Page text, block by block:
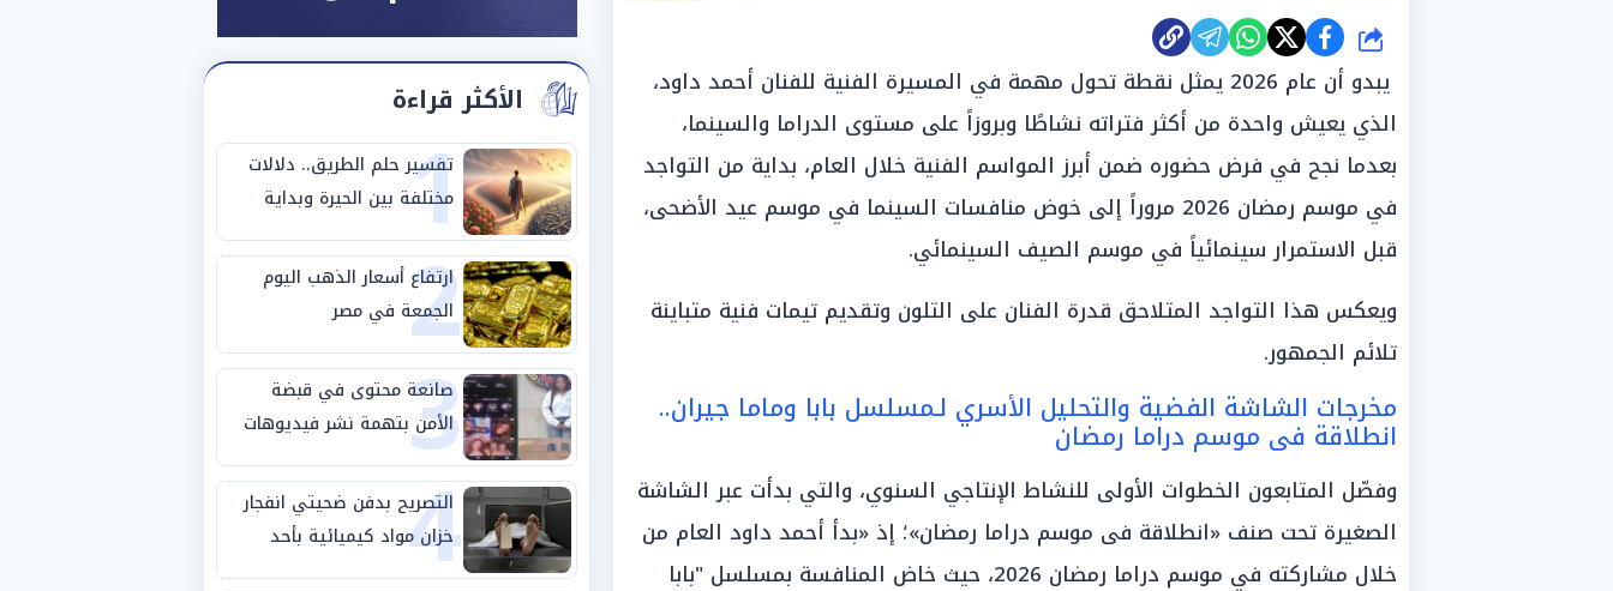
شارك
يبدو أن عام 2026 يمثل نقطة تحول مهمة في المسيرة الفنية للفنان أحمد داود،
الذي يعيش واحدة من أكثر فتراته نشاطًا وبروزاً على مستوى الدراما والسينما،
بعدما نجح في فرض حضوره ضمن أبرز المواسم الفنية خلال العام، بداية من التواجد
في موسم رمضان 2026 مروراً إلى خوض منافسات السينما في موسم عيد الأضحى،
قبل الاستمرار سينمائياً في موسم الصيف السينمائي.
ويعكس هذا التواجد المتلاحق قدرة الفنان على التلون وتقديم تيمات فنية متباينة
تلائم الجمهور.
مخرجات الشاشة الفضية والتحليل الأسري لـمسلسل بابا وماما جيران..
انطلاقة فى موسم دراما رمضان
وفصّل المتابعون الخطوات الأولى للنشاط الإنتاجي السنوي، والتي بدأت عبر الشاشة
الصغيرة تحت صنف «انطلاقة فى موسم دراما رمضان»؛ إذ «بدأ أحمد داود العام من
خلال مشاركته في موسم دراما رمضان 2026، حيث خاض المنافسة بمسلسل "بابا
الأكثر قراءة
1
تفسير حلم الطريق.. دلالات
مختلفة بين الحيرة وبداية
مرحلة جديدة
2
ارتفاع أسعار الذهب اليوم
الجمعة في مصر
3
صانعة محتوى في قبضة
الأمن بتهمة نشر فيديوهات
خادشة للحياء
4
التصريح بدفن ضحيتي انفجار
خزان مواد كيميائية بأحد
مصانع الفيوم